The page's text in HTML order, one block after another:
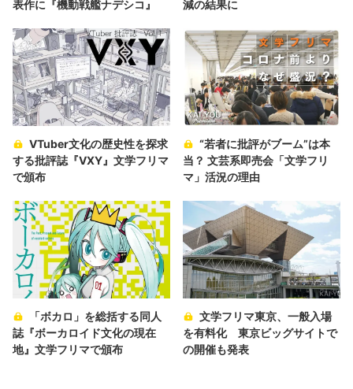
表作に『機動戦艦ナデシコ』 減の結果に
VTuber文化の歴史性を探求
する批評誌『VXY』文学フリマ
で頒布
“若者に批評がブーム”は本
当？ 文芸系即売会「文学フリ
マ」活況の理由
「ボカロ」を総括する同人
誌『ボーカロイド文化の現在
地』文学フリマで頒布
文学フリマ東京、一般入場
を有料化 東京ビッグサイトで
の開催も発表